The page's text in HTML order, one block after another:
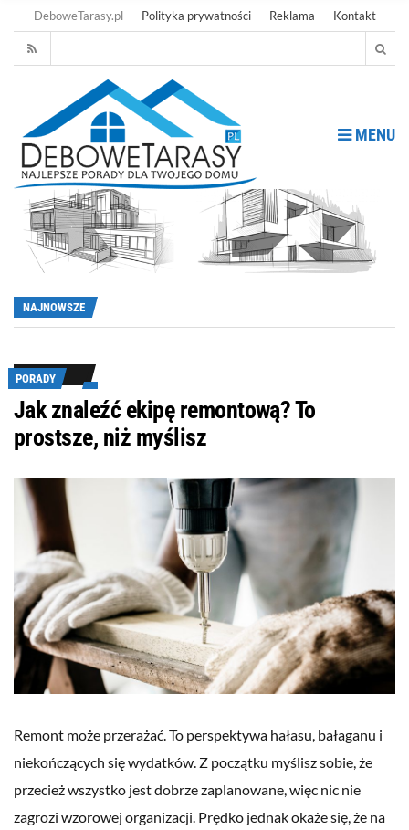
DeboweTarasy.pl Polityka prywatności Reklama Kontakt
MENU
NAJNOWSZE
PORADY
Jak znaleźć ekipę remontową? To
prostsze, niż myślisz
Remont może przerażać. To perspektywa hałasu, bałaganu i
niekończących się wydatków. Z początku myślisz sobie, że
przecież wszystko jest dobrze zaplanowane, więc nic nie
zagrozi wzorowej organizacji. Prędko jednak okaże się, że na